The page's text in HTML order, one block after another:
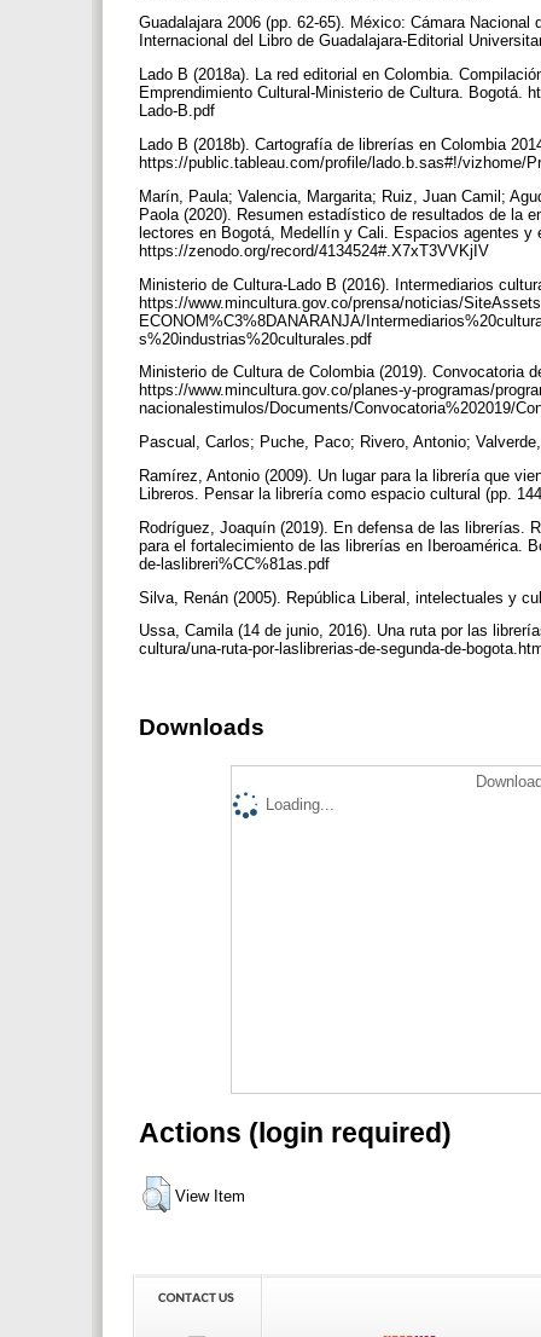
Guadalajara 2006 (pp. 62-65). México: Cámara
Internacional del Libro de Guadalajara-Editorial
Lado B (2018a). La red editorial en Colombia.
Emprendimiento Cultural-Ministerio de Cultura. Bogotá.
Lado-B.pdf
Lado B (2018b). Cartografía de librerías en Colombia
https://public.tableau.com/profile/lado.b.sas#!/vizhome/
Marín, Paula; Valencia, Margarita; Ruiz, Juan Camil;
Paola (2020). Resumen estadístico de resultados de la
lectores en Bogotá, Medellín y Cali. Espacios agentes y
https://zenodo.org/record/4134524#.X7xT3VVKjIV
Ministerio de Cultura-Lado B (2016). Intermediarios
https://www.mincultura.gov.co/prensa/noticias/
ECONOM%C3%8DANARANJA/
s%20industrias%20culturales.pdf
Ministerio de Cultura de Colombia (2019). Convocatoria
https://www.mincultura.gov.co/planes-y-programas/
nacionalestimulos/Documents/Convocatoria%202019/
Pascual, Carlos; Puche, Paco; Rivero, Antonio;
Ramírez, Antonio (2009). Un lugar para la librería que
Libreros. Pensar la librería como espacio cultural (pp.
Rodríguez, Joaquín (2019). En defensa de las librerías.
para el fortalecimiento de las librerías en Iberoamérica.
de-laslibreri%CC%81as.pdf
Silva, Renán (2005). República Liberal, intelectuales y
Ussa, Camila (14 de junio, 2016). Una ruta por las
cultura/una-ruta-por-laslibrerias-de-segunda-de-
Downloads
Loading...
Actions (login required)
View Item